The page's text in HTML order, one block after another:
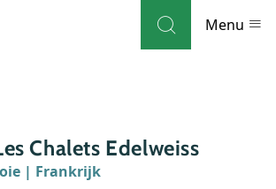
Menu
Chalets Edelweiss
| Frankrijk